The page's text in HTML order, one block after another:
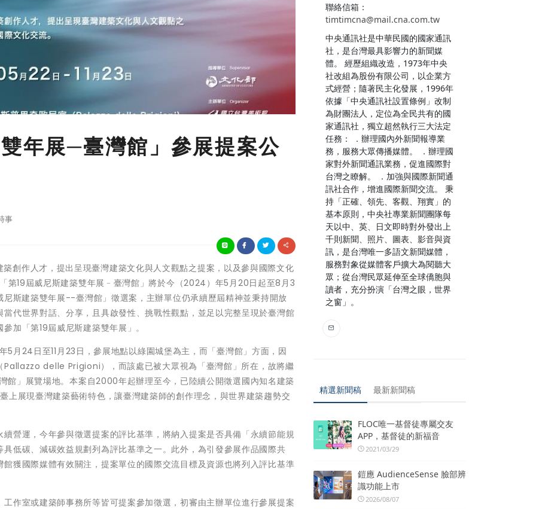
年展─臺灣館」參展提案公
事
創作人才，提出呈現臺灣建築文化與人文觀點之提案，以及參與國際文化
第19屆威尼斯建築雙年展﹣臺灣館」將於今（2024）年5月20日起至8月3
斯建築雙年展--臺灣館」徵選案，主辦單位仍承續歷屆精神並秉持開放
代世界對話、分享，且具啟發性、挑戰性觀點，並足以完整呈現於臺灣館
加「第19屆威尼斯建築雙年展」。
月24日至11月23日，參展地點以綠園城堡為主，而「臺灣館」方面，因
Pallazzo delle Prigioni），而該處已被大眾視為「臺灣館」所在，故將繼
館」展覽場地。本案自2000年起辦理至今，已陸續公開徵選國內知名建築
上展現臺灣建築藝術特色，讓臺灣建築師的創作理念，與世界建築趨勢交
營運，今年參與徵選提案的評比基準，將納入提案是否具備「永續節能規
低碳、減碳效益規劃列為評比基準之一。此外，為引發參展作品國際共
獲國際媒體有效關注，提案單位的國際交流目標及資源也將列入評比基準
作室或建築師事務所等皆可提案參加徵選，初審由主辦單位進行參展提案
聯絡信箱：
timtimcna@mail.cna.com.tw
中央通訊社是中華民國的國家通訊
社，是台灣最具影響力的新聞媒
體。 經歷組織改造，1973年中央
社改組為股份有限公司，以企業方
式經營；隨著民主化發展，1996年
依據「中央通訊社設置條例」改制
為財團法人，定位為全民共有的國
家通訊社，獨立超然執行三大法定
任務： ．辦理國內外新聞報導業
務，服務大眾傳播媒體。 ．辦理國
家對外新聞通訊業務，促進國際對
台灣之瞭解。 ．加強與國際新聞通
訊社合作，增進國際新聞交流。 秉
持「正確、領先、客觀、翔實」的
基本原則，中央社專業新聞團隊每
天以中、英、日文即時對外發出上
千則新聞、照片、圖表、影音與資
訊，是台灣唯一多語文新聞媒體，
服務對象從媒體客戶擴大為閱聽大
眾；從台灣民眾延伸至全球僑胞與
讀者，充分扮演「台灣之眼，世界
之窗」。
精選新聞稿 最新新聞稿
FLOC唯一基督徒專屬交友
APP，基督徒的新福音
2021/03/29
鎧應 AudienceSense 臉部辨
識功能上市
2026/08/07